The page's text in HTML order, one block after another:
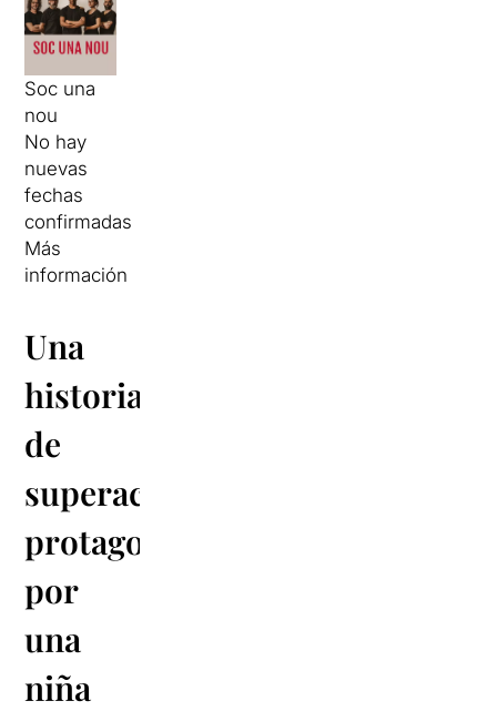
Soc una
nou
No hay
nuevas
fechas
confirmadas
Más
información
Una
historia
de
superación
protagonizada
por
una
niña